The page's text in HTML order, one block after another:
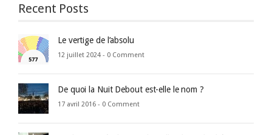
Recent Posts
Le vertige de l’absolu
12 juillet 2024 - 0 Comment
De quoi la Nuit Debout est-elle le nom ?
17 avril 2016 - 0 Comment